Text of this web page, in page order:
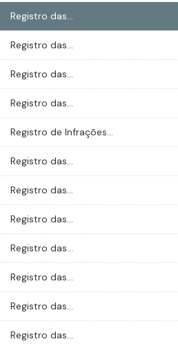
Registro das...
Registro das...
Registro das...
Registro das...
Registro de Infrações...
Registro das...
Registro das...
Registro das...
Registro das...
Registro das...
Registro das...
Registro das...